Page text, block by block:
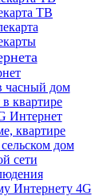
ТВ
часный дом
квартире
Интернет
квартире
дом
сети
Интернету 4G